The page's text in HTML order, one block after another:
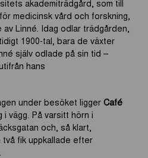
akademiträdgård, som till
medicinsk vård och forskning,
Linné. Idag odlar trädgården,
1900-tal, bara de växter
själv odlade på sin tid –
hans
under besöket liggerCafé
i vägg. På varsitt hörn i
och, så klart,
två fik uppkallade efter